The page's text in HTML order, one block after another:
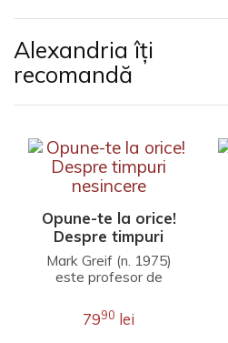
Alexandria îți
recomandă
Opune-te la orice!
Despre timpuri
nesincere
Mark Greif (n. 1975)
este profesor de
Universitatea Stanford.
Fineţea observaţ..
7990 lei